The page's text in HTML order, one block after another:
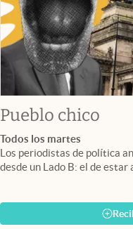
Pueblo chico
Todos los martes
Los periodistas de política
desde un Lado B: el de estar